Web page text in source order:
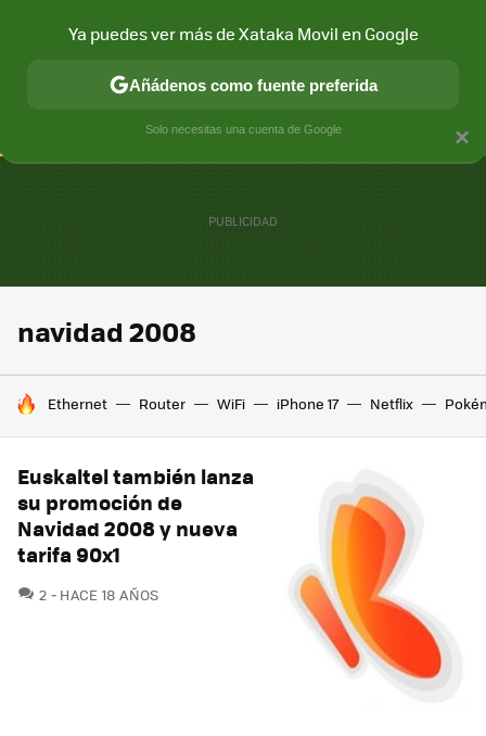
CONECTIVIDAD MÓVIL Y SOCIEDAD APLICACIONES
navidad 2008
HOY SE HABLA DE
Ethernet Router WiFi iPhone 17 Netflix
Euskaltel también lanza
su promoción de
Navidad 2008 y nueva
tarifa 90x1
2 COMENTARIOS
HACE 18 AÑOS
×
Ya puedes ver más de Xataka Movil en Google
Añádenos como fuente preferida
Solo necesitas una cuenta de Google